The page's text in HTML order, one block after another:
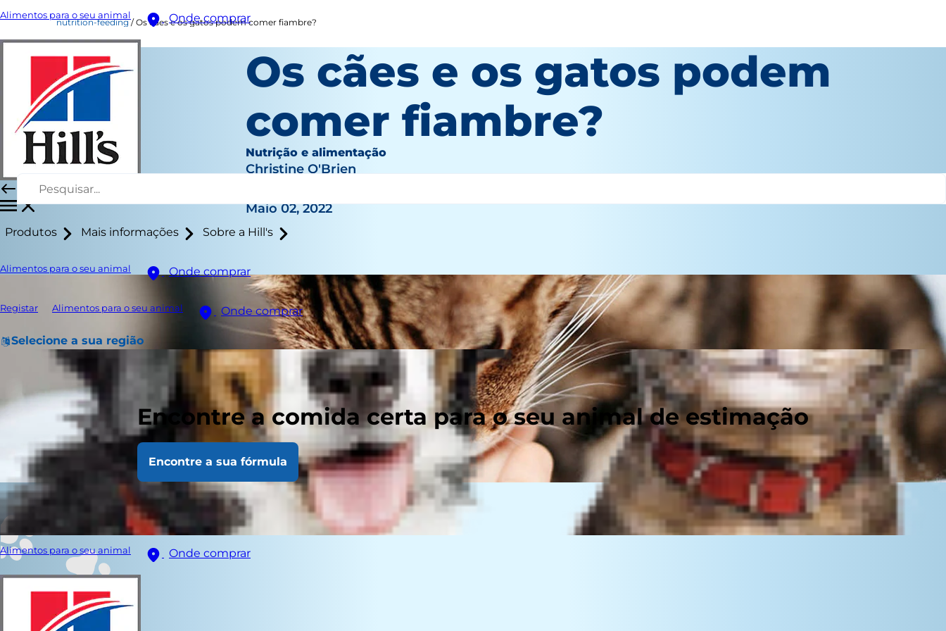
Alimentos para o seu animal Onde comprar
Produtos Mais informações Sobre a Hill's
Alimentos para o seu animal Onde comprar
Registar Alimentos para o seu animal Onde comprar
Selecione a sua região
Encontre a comida certa para o seu animal de estimação
Encontre a sua fórmula
Alimentos para o seu animal Onde comprar
nutrition-feeding Os cães e os gatos podem comer fiambre?
Os cães e os gatos podem
comer fiambre?
Nutrição e alimentação
Christine O'Brien
Maio 02, 2022